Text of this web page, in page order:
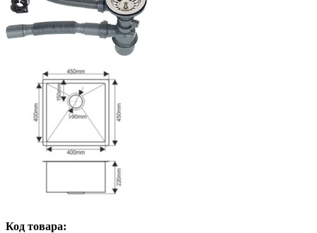
Код товара: